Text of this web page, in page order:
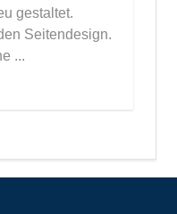
gestaltet.
Seitendesign.
...